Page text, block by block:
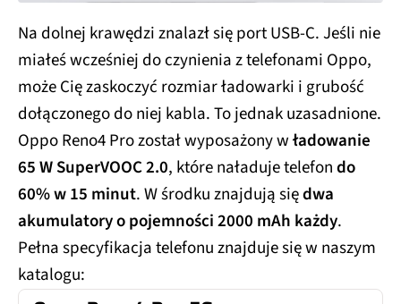
Na dolnej krawędzi znalazł się port USB-C. Jeśli nie
miałeś wcześniej do czynienia z telefonami Oppo,
może Cię zaskoczyć rozmiar ładowarki i grubość
dołączonego do niej kabla. To jednak uzasadnione.
Oppo Reno4 Pro został wyposażony władowanie
65 W SuperVOOC 2.0, które naładuje telefondo
60% w 15 minut. W środku znajdują siędwa
akumulatory o pojemności 2000 mAh każdy.
Pełna specyfikacja telefonu znajduje się w naszym
katalogu: